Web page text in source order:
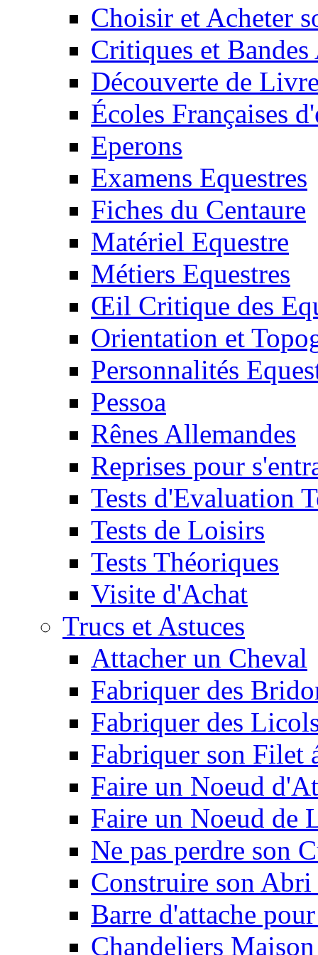
Choisir et Acheter
Critiques et
Découverte de
Écoles Françaises
Eperons
Examens Equestres
Fiches du Centaure
Matériel Equestre
Métiers Equestres
Œil Critique des
Orientation et
Personnalités
Pessoa
Rênes Allemandes
Reprises pour
Tests d'Evaluation
Tests de Loisirs
Tests Théoriques
Visite d'Achat
Trucs et Astuces
Attacher un Cheval
Fabriquer des
Fabriquer des
Fabriquer son Filet
Faire un Noeud
Faire un Noeud de
Ne pas perdre son
Construire son
Barre d'attache
Chandeliers Maison